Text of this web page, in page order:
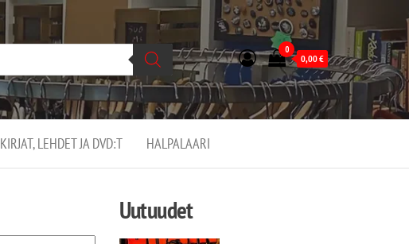
0
0,00€
KIRJAT, LEHDET JA DVD:T HALPALAARI
Uutuudet